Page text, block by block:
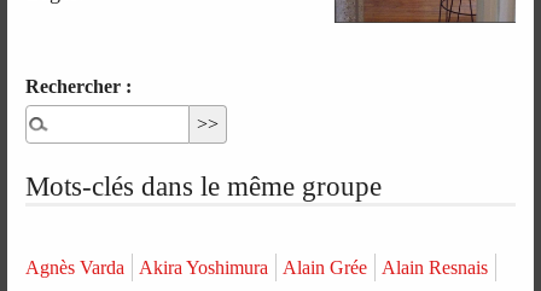
Rechercher :
Mots-clés dans le même groupe
Agnès Varda Akira Yoshimura Alain Grée Alain Resnais